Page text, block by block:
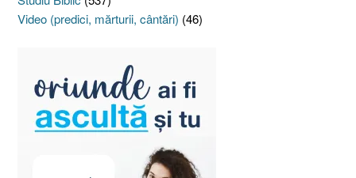
Video (predici, mărturii, cântări) (46)